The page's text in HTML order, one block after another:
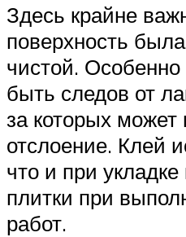
Здесь крайне
поверхность
чистой.
быть следов от
за которых может
отслоение. Клей
что и при
плитки при
работ.